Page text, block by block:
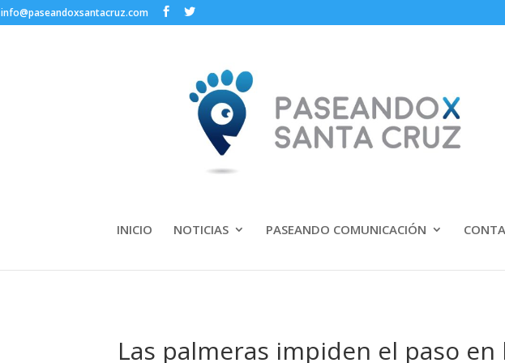
info@paseandoxsantacruz.com
INICIO NOTICIAS PASEANDO COMUNICACIÓN
Las palmeras impiden el paso en